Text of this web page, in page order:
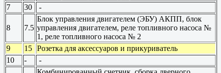
7
30 -
8 7.5
Блок управления двигателем (ЭБУ) АКПП, блок
управления двигателем, реле топливного насоса №
1, реле топливного насоса № 2
9
15 Розетка для аксессуаров и прикуриватель
10
-
-